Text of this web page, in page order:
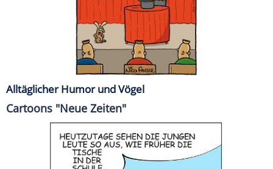
Alltäglicher Humor und Vögel
Cartoons "Neue Zeiten"